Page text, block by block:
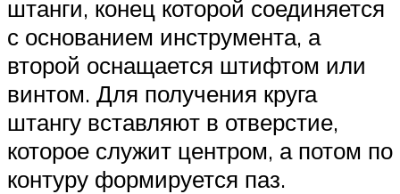
штанги, конец которой соединяется
с основанием инструмента, а
второй оснащается штифтом или
винтом. Для получения круга
штангу вставляют в отверстие,
которое служит центром, а потом по
контуру формируется паз.